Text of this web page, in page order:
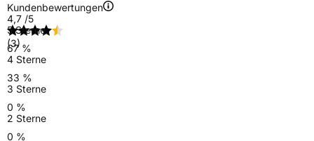
Kundenbewertungen
4,7 /5
(3)
5 Sterne
67 %
4 Sterne
33 %
3 Sterne
0 %
2 Sterne
0 %